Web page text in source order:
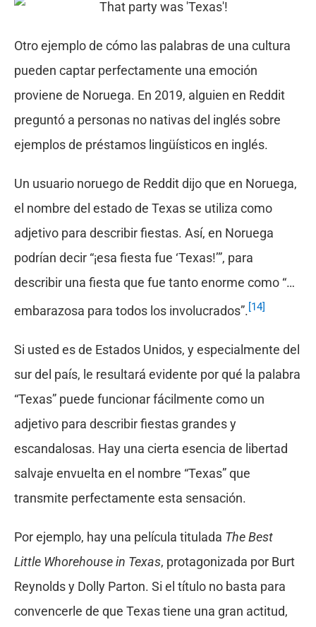
Otro ejemplo de cómo las palabras de una cultura
pueden captar perfectamente una emoción
proviene de Noruega. En 2019, alguien en Reddit
preguntó a personas no nativas del inglés sobre
ejemplos de préstamos lingüísticos en inglés.
Un usuario noruego de Reddit dijo que en Noruega,
el nombre del estado de Texas se utiliza como
adjetivo para describir fiestas. Así, en Noruega
podrían decir “¡esa fiesta fue ‘Texas!’”, para
describir una fiesta que fue tanto enorme como “…
embarazosa para todos los involucrados”.[14]
Si usted es de Estados Unidos, y especialmente del
sur del país, le resultará evidente por qué la palabra
“Texas” puede funcionar fácilmente como un
adjetivo para describir fiestas grandes y
escandalosas. Hay una cierta esencia de libertad
salvaje envuelta en el nombre “Texas” que
transmite perfectamente esta sensación.
Por ejemplo, hay una película titulada The Best
Little Whorehouse in Texas, protagonizada por Burt
Reynolds y Dolly Parton. Si el título no basta para
convencerle de que Texas tiene una gran actitud,